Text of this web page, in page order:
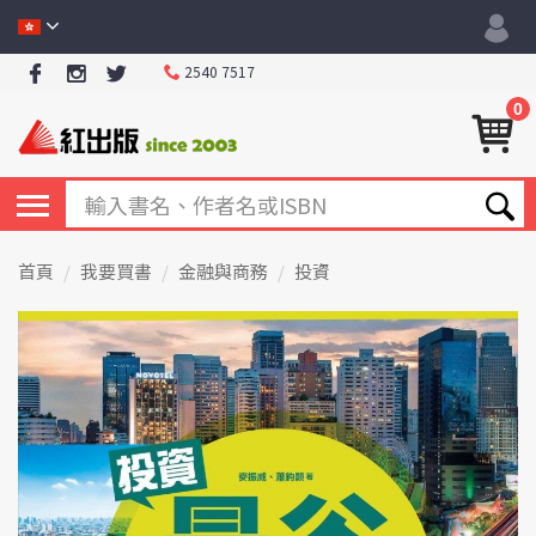
2540 7517
0
首頁 我要買書 金融與商務 投資